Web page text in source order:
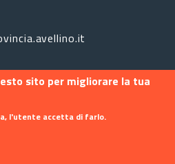
sito per migliorare la tua
l'utente accetta di farlo.